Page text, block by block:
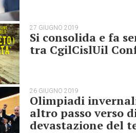
27 GIUGNO 2019
Si consolida e fa
tra CgilCislUil
26 GIUGNO 2019
Olimpiadi
altro passo verso
devastazione del